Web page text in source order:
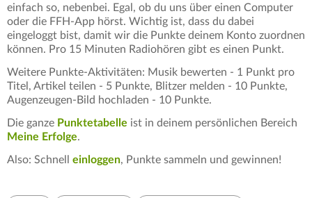
einfach so, nebenbei. Egal, ob du uns über einen Computer
oder die FFH-App hörst. Wichtig ist, dass du dabei
eingeloggt bist, damit wir die Punkte deinem Konto zuordnen
können. Pro 15 Minuten Radiohören gibt es einen Punkt.
Weitere Punkte-Aktivitäten: Musik bewerten - 1 Punkt pro
Titel, Artikel teilen - 5 Punkte, Blitzer melden - 10 Punkte,
Augenzeugen-Bild hochladen - 10 Punkte.
Die ganze Punktetabelle ist in deinem persönlichen Bereich
Meine Erfolge.
Also: Schnell einloggen, Punkte sammeln und gewinnen!